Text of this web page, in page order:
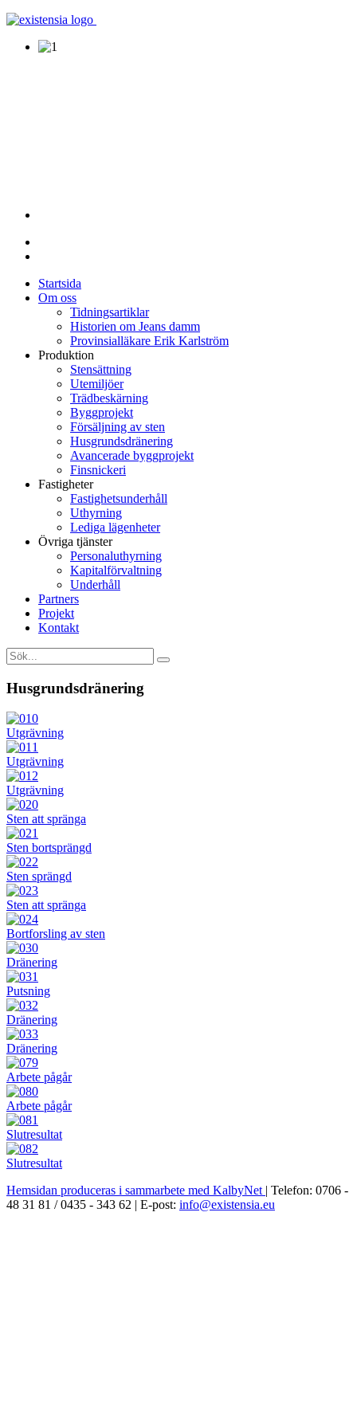
Startsida
Om oss
Tidningsartiklar
Historien om Jeans damm
Provinsialläkare Erik Karlström
Produktion
Stensättning
Utemiljöer
Trädbeskärning
Byggprojekt
Försäljning av sten
Husgrundsdränering
Avancerade byggprojekt
Finsnickeri
Fastigheter
Fastighetsunderhåll
Uthyrning
Lediga lägenheter
Övriga tjänster
Personaluthyrning
Kapitalförvaltning
Underhåll
Partners
Projekt
Kontakt
Husgrundsdränering
Utgrävning
Utgrävning
Utgrävning
Sten att spränga
Sten bortsprängd
Sten sprängd
Sten att spränga
Bortforsling av sten
Dränering
Putsning
Dränering
Dränering
Arbete pågår
Arbete pågår
Slutresultat
Slutresultat
Hemsidan produceras i sammarbete med KalbyNet | Telefon: 0706 -
48 31 81 / 0435 - 343 62 | E-post: info@existensia.eu